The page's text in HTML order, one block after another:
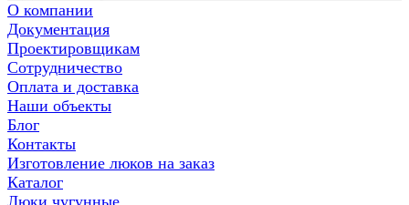
О компании
Документация
Проектировщикам
Сотрудничество
Оплата и доставка
Наши объекты
Блог
Контакты
Изготовление люков на заказ
Каталог